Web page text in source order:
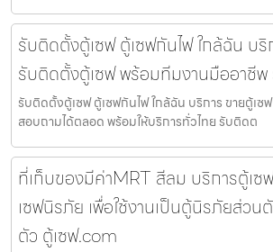
รับติดตั้งตู้เซฟ ตู้เซฟกันไฟ ใกล้ฉัน บริ
รับติดตั้งตู้เซฟ พร้อมทีมงานมืออาชีพ
รับติดตั้งตู้เซฟ ตู้เซฟกันไฟ ใกล้ฉัน บริการ ขายตู้เ
สอบถามได้ตลอด พร้อมให้บริการทั่วไทย รับติดต
ที่เก็บของมีค่าMRT สีลม บริการตู้เซ
เซฟนิรภัย เพื่อใช้งานเป็นตู้นิรภัยส่วน
ตัว ตู้เซฟ.com